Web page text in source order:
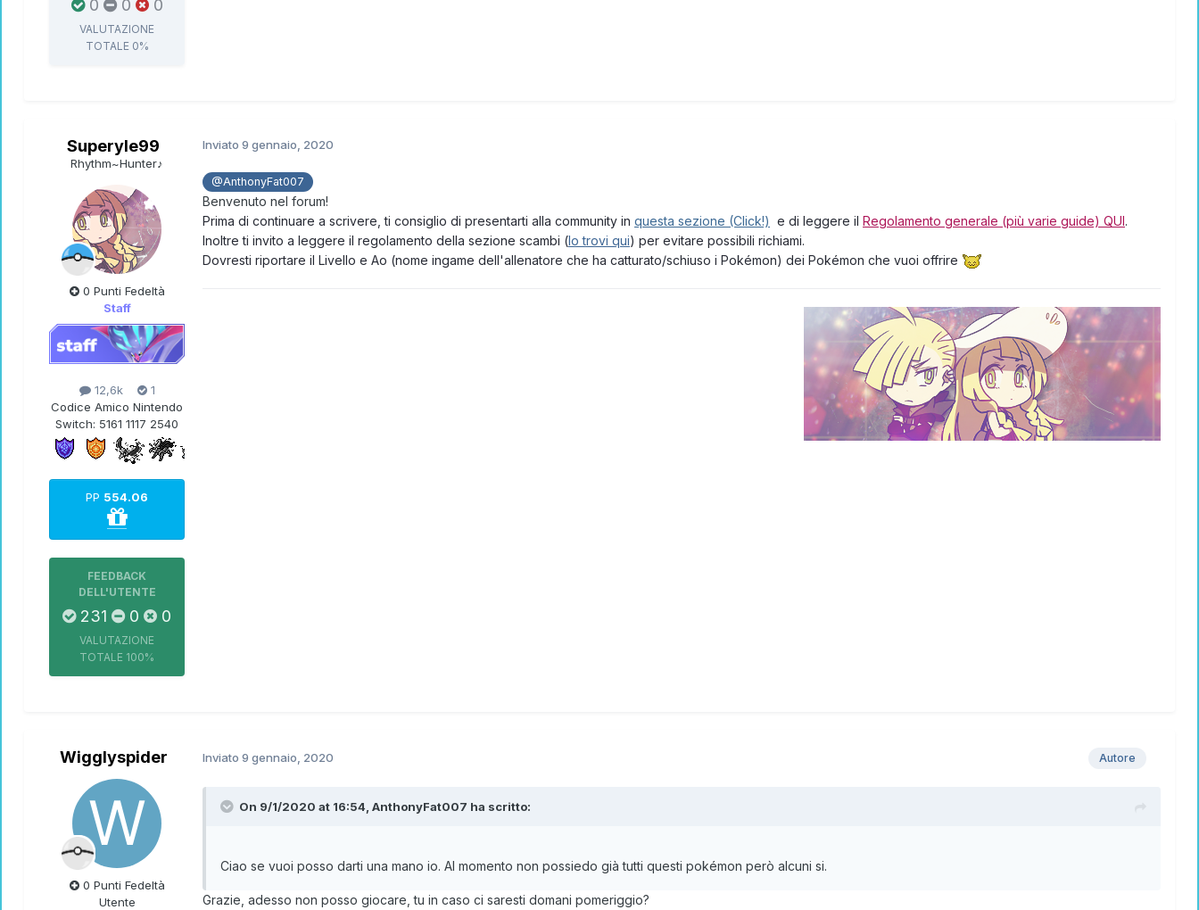
0 0 0
VALUTAZIONE
TOTALE 0%
Superyle99
Rhythm~Hunter♪
0 Punti Fedeltà
Staff
12,6k
1
Codice Amico Nintendo
Switch: 5161 1117 2540
PP 554.06
FEEDBACK
DELL'UTENTE
231 0 0
VALUTAZIONE
TOTALE 100%
Inviato 9 gennaio, 2020
@AnthonyFat007
Benvenuto nel forum!
Prima di continuare a scrivere, ti consiglio di presentarti alla community in questa sezione (Click!) e di leggere il Regolamento generale (più varie guide) QUI.
Inoltre ti invito a leggere il regolamento della sezione scambi (lo trovi qui) per evitare possibili richiami.
Dovresti riportare il Livello e Ao (nome ingame dell'allenatore che ha catturato/schiuso i Pokémon) dei Pokémon che vuoi offrire
Wigglyspider
0 Punti Fedeltà
Utente
Autore
Inviato 9 gennaio, 2020
On 9/1/2020 at 16:54, AnthonyFat007 ha scritto:
Ciao se vuoi posso darti una mano io. Al momento non possiedo già tutti questi pokémon però alcuni si.
Grazie, adesso non posso giocare, tu in caso ci saresti domani pomeriggio?